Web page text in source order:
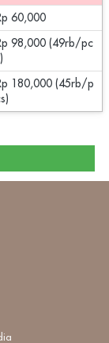
60,000
98,000 (49rb/pc
180,000 (45rb/p